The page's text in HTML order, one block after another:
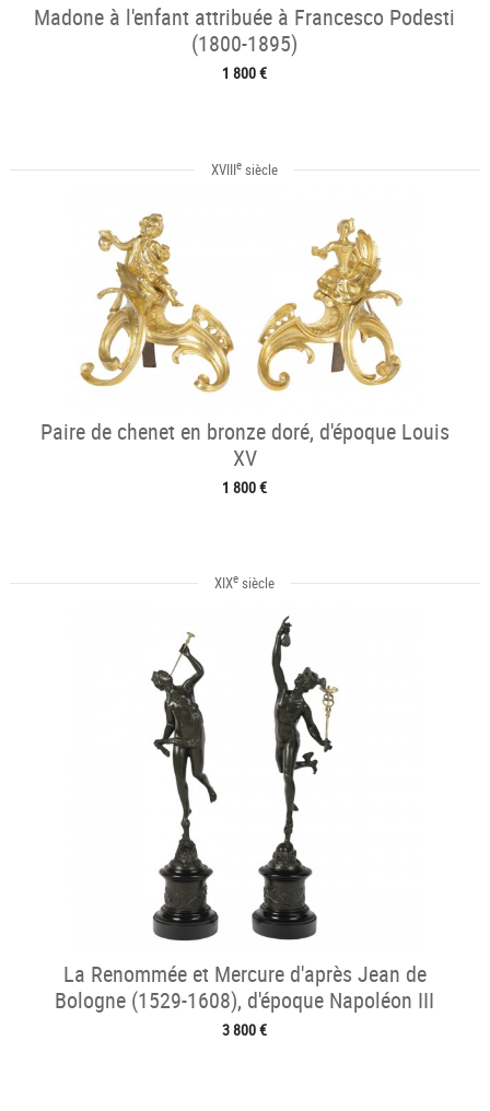
Madone à l'enfant attribuée à Francesco Podesti
(1800-1895)
1 800 €
XVIIIe siècle
Paire de chenet en bronze doré, d'époque Louis
XV
1 800 €
XIXe siècle
La Renommée et Mercure d'après Jean de
Bologne (1529-1608), d'époque Napoléon III
3 800 €